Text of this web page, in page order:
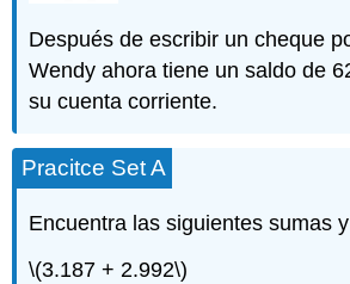
Después de escribir un cheque
Wendy ahora tiene un saldo de
su cuenta corriente.
Pracitce Set A
Encuentra las siguientes sumas
\(3.187 + 2.992\)